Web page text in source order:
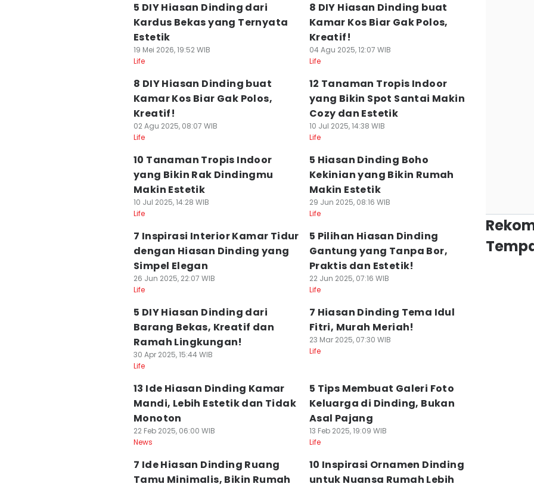
5 DIY Hiasan Dinding dari
Kardus Bekas yang Ternyata
Estetik
19 Mei 2026, 19:52 WIB
Life
8 DIY Hiasan Dinding buat
Kamar Kos Biar Gak Polos,
Kreatif!
04 Agu 2025, 12:07 WIB
Life
8 DIY Hiasan Dinding buat
Kamar Kos Biar Gak Polos,
Kreatif!
02 Agu 2025, 08:07 WIB
Life
12 Tanaman Tropis Indoor
yang Bikin Spot Santai Makin
Cozy dan Estetik
10 Jul 2025, 14:38 WIB
Life
10 Tanaman Tropis Indoor
yang Bikin Rak Dindingmu
Makin Estetik
10 Jul 2025, 14:28 WIB
Life
5 Hiasan Dinding Boho
Kekinian yang Bikin Rumah
Makin Estetik
29 Jun 2025, 08:16 WIB
Life
7 Inspirasi Interior Kamar Tidur
dengan Hiasan Dinding yang
Simpel Elegan
26 Jun 2025, 22:07 WIB
Life
5 Pilihan Hiasan Dinding
Gantung yang Tanpa Bor,
Praktis dan Estetik!
22 Jun 2025, 07:16 WIB
Life
5 DIY Hiasan Dinding dari
Barang Bekas, Kreatif dan
Ramah Lingkungan!
30 Apr 2025, 15:44 WIB
Life
7 Hiasan Dinding Tema Idul
Fitri, Murah Meriah!
23 Mar 2025, 07:30 WIB
Life
13 Ide Hiasan Dinding Kamar
Mandi, Lebih Estetik dan Tidak
Monoton
22 Feb 2025, 06:00 WIB
News
5 Tips Membuat Galeri Foto
Keluarga di Dinding, Bukan
Asal Pajang
13 Feb 2025, 19:09 WIB
Life
7 Ide Hiasan Dinding Ruang
Tamu Minimalis, Bikin Rumah
10 Inspirasi Ornamen Dinding
untuk Nuansa Rumah Lebih